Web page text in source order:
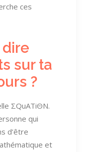
ces
sur ta
?
ΣQuATiΘN.
qui
d’être
et